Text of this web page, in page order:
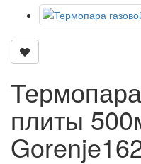
плиты